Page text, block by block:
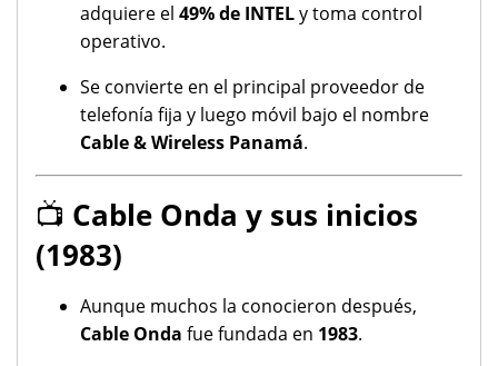
adquiere el 49% de INTELy toma control
operativo.
Se convierte en el principal proveedor de
telefonía fija y luego móvil bajo el nombre
Cable & Wireless Panamá.
📺 Cable Onda y sus inicios
(1983)
Aunque muchos la conocieron después,
Cable Onda fue fundada en 1983.